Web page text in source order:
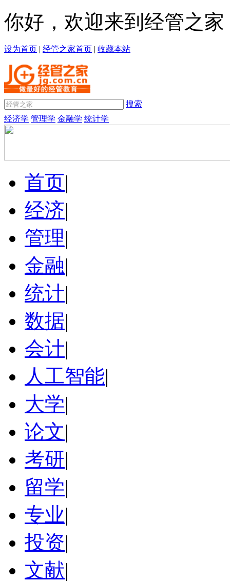
你好，欢迎来到经管之家
设为首页 | 经管之家首页 | 收藏本站
搜索
经济学 管理学 金融学 统计学
首页|
经济|
管理|
金融|
统计|
数据|
会计|
人工智能|
大学|
论文|
考研|
留学|
专业|
投资|
文献|